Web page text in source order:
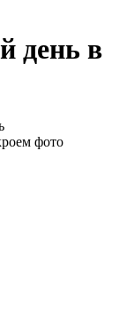
день в
фото